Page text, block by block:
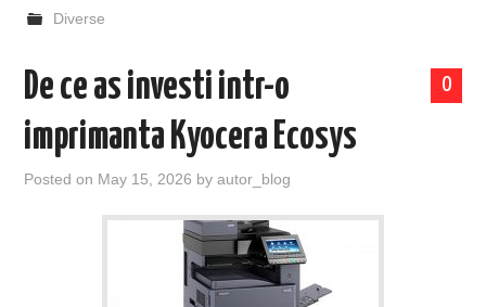
Diverse
0
De ce as investi intr-o
imprimanta Kyocera Ecosys
Posted on May 15, 2026 byautor_blog